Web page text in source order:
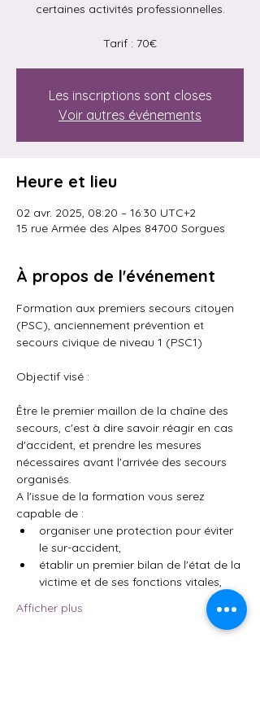
certaines activités professionnelles.
Tarif : 70€
Les inscriptions sont closes
Voir autres événements
Heure et lieu
02 avr. 2025, 08:20 – 16:30 UTC+2
15 rue Armée des Alpes 84700 Sorgues
À propos de l'événement
Formation aux premiers secours citoyen
(PSC), anciennement prévention et
secours civique de niveau 1 (PSC1)
Objectif visé :
Être le premier maillon de la chaîne des
secours, c'est à dire savoir réagir en cas
d'accident, et prendre les mesures
nécessaires avant l'arrivée des secours
organisés.
A l'issue de la formation vous serez
capable de :
organiser une protection pour éviter
le sur-accident,
établir un premier bilan de l'état de la
victime et de ses fonctions vitales,
Afficher plus